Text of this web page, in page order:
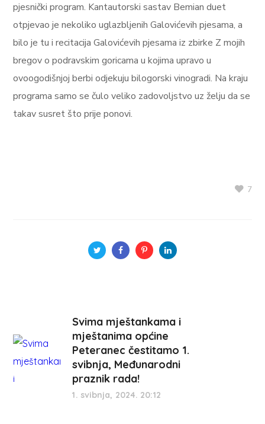
pjesnički program. Kantautorski sastav Bemian duet
otpjevao je nekoliko uglazbljenih Galovićevih pjesama, a
bilo je tu i recitacija Galovićevih pjesama iz zbirke Z mojih
bregov o podravskim goricama u kojima upravo u
ovoogodišnjoj berbi odjekuju bilogorski vinogradi. Na kraju
programa samo se čulo veliko zadovoljstvo uz želju da se
takav susret što prije ponovi.
7
Svima mještankama i
mještanima općine
Peteranec čestitamo 1.
svibnja, Međunarodni
praznik rada!
1. svibnja, 2024. 20:12